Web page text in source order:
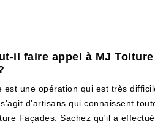
il faire appel à MJ
est une opération qui est très
d'artisans qui connaissent
Façades. Sachez qu'il a